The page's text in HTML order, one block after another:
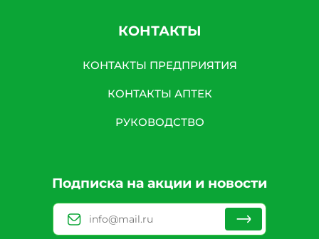
КОНТАКТЫ
КОНТАКТЫ ПРЕДПРИЯТИЯ
КОНТАКТЫ АПТЕК
РУКОВОДСТВО
Подписка на акции и новости